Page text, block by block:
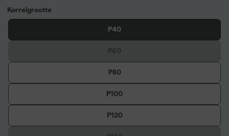
Korrelgrootte
P40
P80
P100
P120